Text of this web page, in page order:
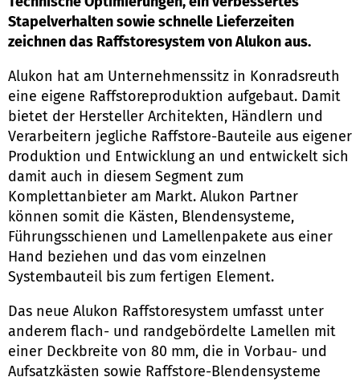
Stapelverhalten sowie schnelle Lieferzeiten
zeichnen das Raffstoresystem von Alukon aus.
Alukon hat am Unternehmenssitz in Konradsreuth
eine eigene Raffstoreproduktion aufgebaut. Damit
bietet der Hersteller Architekten, Händlern und
Verarbeitern jegliche Raffstore-Bauteile aus eigener
Produktion und Entwicklung an und entwickelt sich
damit auch in diesem Segment zum
Komplettanbieter am Markt. Alukon Partner
können somit die Kästen, Blendensysteme,
Führungsschienen und Lamellenpakete aus einer
Hand beziehen und das vom einzelnen
Systembauteil bis zum fertigen Element.
Das neue Alukon Raffstoresystem umfasst unter
anderem flach- und randgebördelte Lamellen mit
einer Deckbreite von 80 mm, die in Vorbau- und
Aufsatzkästen sowie Raffstore-Blendensysteme